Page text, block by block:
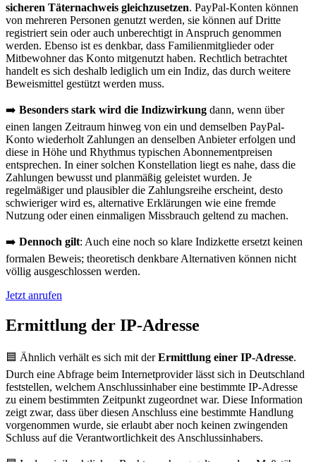
sicheren Täternachweis gleichzusetzen. PayPal-Konten können
von mehreren Personen genutzt werden, sie können auf Dritte
registriert sein oder auch unberechtigt in Anspruch genommen
werden. Ebenso ist es denkbar, dass Familienmitglieder oder
Mitbewohner das Konto mitgenutzt haben. Rechtlich betrachtet
handelt es sich deshalb lediglich um ein Indiz, das durch weitere
Beweismittel gestützt werden muss.
➡️ Besonders stark wird die Indizwirkung dann, wenn über
einen langen Zeitraum hinweg von ein und demselben PayPal-
Konto wiederholt Zahlungen an denselben Anbieter erfolgen und
diese in Höhe und Rhythmus typischen Abonnementpreisen
entsprechen. In einer solchen Konstellation liegt es nahe, dass die
Zahlungen bewusst und planmäßig geleistet wurden. Je
regelmäßiger und plausibler die Zahlungsreihe erscheint, desto
schwieriger wird es, alternative Erklärungen wie eine fremde
Nutzung oder einen einmaligen Missbrauch geltend zu machen.
➡️ Dennoch gilt: Auch eine noch so klare Indizkette ersetzt keinen
formalen Beweis; theoretisch denkbare Alternativen können nicht
völlig ausgeschlossen werden.
Jetzt anrufen
Ermittlung der IP-Adresse
🟦 Ähnlich verhält es sich mit derErmittlung einer IP-Adresse.
Durch eine Abfrage beim Internetprovider lässt sich in Deutschland
feststellen, welchem Anschlussinhaber eine bestimmte IP-Adresse
zu einem bestimmten Zeitpunkt zugeordnet war. Diese Information
zeigt zwar, dass über diesen Anschluss eine bestimmte Handlung
vorgenommen wurde, sie erlaubt aber noch keinen zwingenden
Schluss auf die Verantwortlichkeit des Anschlussinhabers.